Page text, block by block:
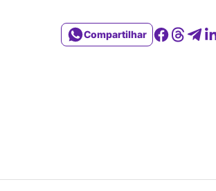
Compartilhar